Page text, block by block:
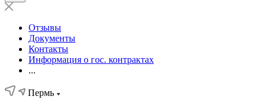
Отзывы
Документы
Контакты
Информация о гос. контрактах
...
Пермь